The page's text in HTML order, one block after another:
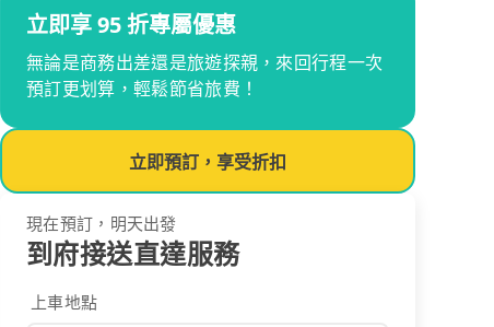
立即享 95 折專屬優惠
無論是商務出差還是旅遊探親，來回行程一次
預訂更划算，輕鬆節省旅費！
立即預訂，享受折扣
現在預訂，明天出發
到府接送直達服務
上車地點